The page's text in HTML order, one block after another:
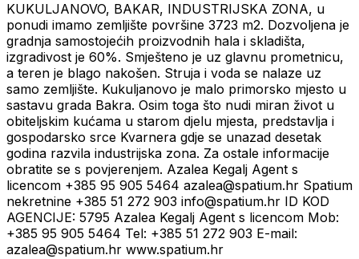
KUKULJANOVO, BAKAR, INDUSTRIJSKA ZONA, u
ponudi imamo zemljište površine 3723 m2. Dozvoljena je
gradnja samostojećih proizvodnih hala i skladišta,
izgradivost je 60%. Smješteno je uz glavnu prometnicu,
a teren je blago nakošen. Struja i voda se nalaze uz
samo zemljište. Kukuljanovo je malo primorsko mjesto u
sastavu grada Bakra. Osim toga što nudi miran život u
obiteljskim kućama u starom djelu mjesta, predstavlja i
gospodarsko srce Kvarnera gdje se unazad desetak
godina razvila industrijska zona. Za ostale informacije
obratite se s povjerenjem. Azalea Kegalj Agent s
licencom +385 95 905 5464 azalea@spatium.hr Spatium
nekretnine +385 51 272 903 info@spatium.hr ID KOD
AGENCIJE: 5795 Azalea Kegalj Agent s licencom Mob:
+385 95 905 5464 Tel: +385 51 272 903 E-mail:
azalea@spatium.hr www.spatium.hr